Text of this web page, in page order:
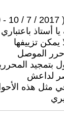
أستاذ
يمكن تزييفها
الموصل
بتمجيد
لداعش
مثل هذه